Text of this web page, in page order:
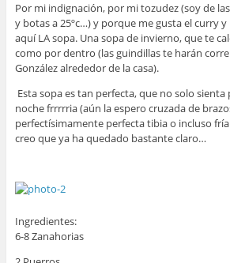
Por mi indignación, por mi tozudez (soy de
y botas a 25ºc…) y porque me gusta el curry y
aquí LA sopa. Una sopa de invierno, que te
como por dentro (las guindillas te harán
González alrededor de la casa).
Esta sopa es tan perfecta, que no solo
noche frrrrria (aún la espero cruzada de
perfectísimamente perfecta tibia o incluso
creo que ya ha quedado bastante claro…
Ingredientes:
6-8 Zanahorias